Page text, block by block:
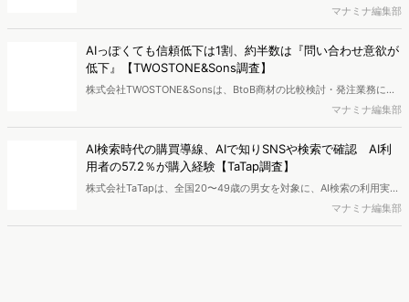
ィングサービスを提供する株式会社ヴァリューズは、国内最大規模
エンジン「Dockpit（ドックピット）」の新機能として、AIが市場分
析から仮説構築、レポート作成までを自律的にサポートする
「Dockpit AIエージェント」の提供を開始いたしました。
マナミナ編集部
AIっぽくても信頼低下は1割、約半数は『問い合わせ意欲が
低下』【TWOSTONE&Sons調査】
株式会社TWOSTONE&Sonsは、BtoB商材の比較検討・発注業務に携
わる担当者を対象に、コンテンツのAIっぽさに関する意識調査を実施
マナミナ編集部
AI検索時代の購買導線、AIで知りSNSや検索で確認 AI利
用者の57.2％が購入経験【TaTap調査】
株式会社TaTapは、全国20〜49歳の男女を対象に、AI検索の利用実態
と、AIで知った商品をどこで確かめているかを調査し、結果を公開し
マナミナ編集部